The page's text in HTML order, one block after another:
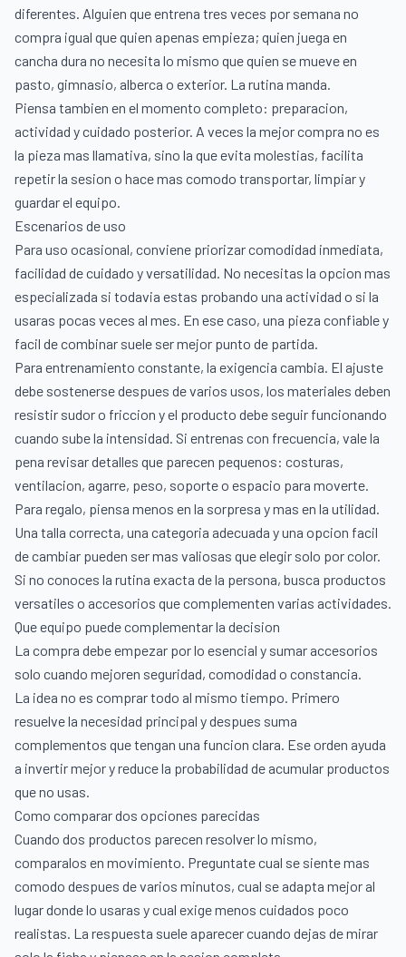
diferentes. Alguien que entrena tres veces por semana no
compra igual que quien apenas empieza; quien juega en
cancha dura no necesita lo mismo que quien se mueve en
pasto, gimnasio, alberca o exterior. La rutina manda.
Piensa tambien en el momento completo: preparacion,
actividad y cuidado posterior. A veces la mejor compra no es
la pieza mas llamativa, sino la que evita molestias, facilita
repetir la sesion o hace mas comodo transportar, limpiar y
guardar el equipo.
Escenarios de uso
Para uso ocasional, conviene priorizar comodidad inmediata,
facilidad de cuidado y versatilidad. No necesitas la opcion mas
especializada si todavia estas probando una actividad o si la
usaras pocas veces al mes. En ese caso, una pieza confiable y
facil de combinar suele ser mejor punto de partida.
Para entrenamiento constante, la exigencia cambia. El ajuste
debe sostenerse despues de varios usos, los materiales deben
resistir sudor o friccion y el producto debe seguir funcionando
cuando sube la intensidad. Si entrenas con frecuencia, vale la
pena revisar detalles que parecen pequenos: costuras,
ventilacion, agarre, peso, soporte o espacio para moverte.
Para regalo, piensa menos en la sorpresa y mas en la utilidad.
Una talla correcta, una categoria adecuada y una opcion facil
de cambiar pueden ser mas valiosas que elegir solo por color.
Si no conoces la rutina exacta de la persona, busca productos
versatiles o accesorios que complementen varias actividades.
Que equipo puede complementar la decision
La compra debe empezar por lo esencial y sumar accesorios
solo cuando mejoren seguridad, comodidad o constancia.
La idea no es comprar todo al mismo tiempo. Primero
resuelve la necesidad principal y despues suma
complementos que tengan una funcion clara. Ese orden ayuda
a invertir mejor y reduce la probabilidad de acumular productos
que no usas.
Como comparar dos opciones parecidas
Cuando dos productos parecen resolver lo mismo,
comparalos en movimiento. Preguntate cual se siente mas
comodo despues de varios minutos, cual se adapta mejor al
lugar donde lo usaras y cual exige menos cuidados poco
realistas. La respuesta suele aparecer cuando dejas de mirar